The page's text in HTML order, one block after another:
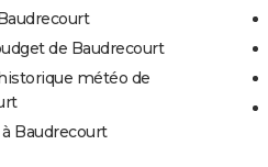
de Baudrecourt
météo de
Baudrecourt